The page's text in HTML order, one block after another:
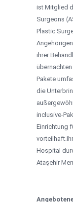
ist Mitglied
Surgeons
Plastic
ihrer
Pakete
die
inclusive-
Einrichtung
Hospital
Ataşehir